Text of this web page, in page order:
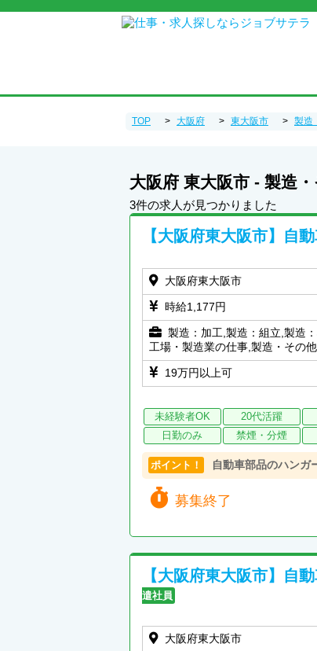
TOP 大阪府 東大阪市 製造
大阪府 東大阪市 - 製造
3件の求人が見つかりました
【大阪府東大阪市】自
大阪府東大阪市
時給1,177円
製造：加工,製造：組立,製造
工場・製造業の仕事,製造・その
19万円以上可
未経験者OK 20代活躍
日勤のみ
禁煙・分煙
ポイント！ 自動車部品のハンガ
募集終了
【大阪府東大阪市】自
遣社員
大阪府東大阪市